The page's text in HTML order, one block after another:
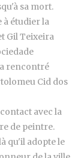
sa mort.
à étudier la
Gil Teixeira
rencontré
Cid dos
avec la
de peintre.
qu'il adopte le